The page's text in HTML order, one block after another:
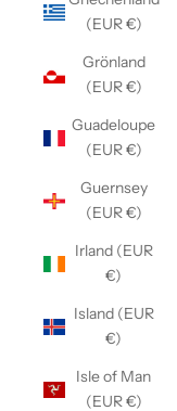
(EUR €)
Grönland
(EUR €)
Guadeloupe
(EUR €)
Guernsey
(EUR €)
Irland (EUR
€)
Island (EUR
€)
Isle of Man
(EUR €)